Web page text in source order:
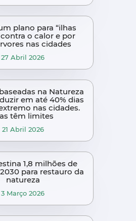
plano para “ilhas
contra o calor e por
nas cidades
27 Abril 2026
na Natureza
em até 40% dias
nas cidades.
têm limites
21 Abril 2026
1,8 milhões de
para restauro da
natureza
3 Março 2026